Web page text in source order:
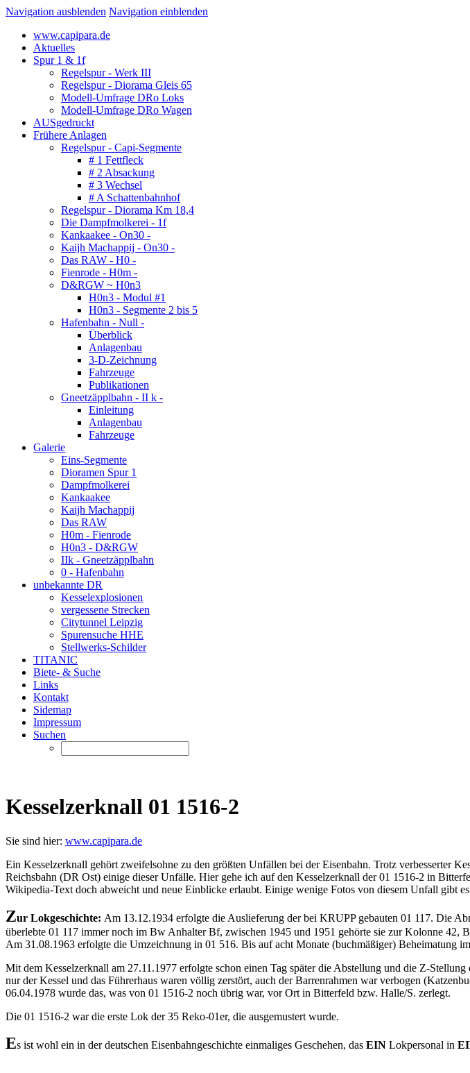
Navigation ausblenden Navigation einblenden
www.capipara.de
Aktuelles
Spur 1 & 1f
Regelspur - Werk III
Regelspur - Diorama Gleis 65
Modell-Umfrage DRo Loks
Modell-Umfrage DRo Wagen
AUSgedruckt
Frühere Anlagen
Regelspur - Capi-Segmente
# 1 Fettfleck
# 2 Absackung
# 3 Wechsel
# A Schattenbahnhof
Regelspur - Diorama Km 18,4
Die Dampfmolkerei - 1f
Kankaakee - On30 -
Kaijh Machappij - On30 -
Das RAW - H0 -
Fienrode - H0m -
D&RGW ~ H0n3
H0n3 - Modul #1
H0n3 - Segmente 2 bis 5
Hafenbahn - Null -
Überblick
Anlagenbau
3-D-Zeichnung
Fahrzeuge
Publikationen
Gneetzäpplbahn - II k -
Einleitung
Anlagenbau
Fahrzeuge
Galerie
Eins-Segmente
Dioramen Spur 1
Dampfmolkerei
Kankaakee
Kaijh Machappij
Das RAW
H0m - Fienrode
H0n3 - D&RGW
IIk - Gneetzäpplbahn
0 - Hafenbahn
unbekannte DR
Kesselexplosionen
vergessene Strecken
Citytunnel Leipzig
Spurensuche HHE
Stellwerks-Schilder
TITANIC
Biete- & Suche
Links
Kontakt
Sidemap
Impressum
Suchen
Kesselzerknall 01 1516-2
Sie sind hier: www.capipara.de
Ein Kesselzerknall gehört zweifelsohne zu den größten Unfällen bei der Eisenbahn. Trotz verbesserter
Reichsbahn (DR Ost) einige dieser Unfälle. Hier gehe ich auf den Kesselzerknall der 01 1516-2 in
Wikipedia-Text doch abweicht und neue Einblicke erlaubt. Einige wenige Fotos von diesem Unfall gibt
Zur Lokgeschichte: Am 13.12.1934 erfolgte die Auslieferung der bei KRUPP gebauten 01 117. Die
überlebte 01 117 immer noch im Bw Anhalter Bf, zwischen 1945 und 1951 gehörte sie zur Kolonne
Am 31.08.1963 erfolgte die Umzeichnung in 01 516. Bis auf acht Monate (buchmäßiger) Beheimatung
Mit dem Kesselzerknall am 27.11.1977 erfolgte schon einen Tag später die Abstellung und die Z-
nur der Kessel und das Führerhaus waren völlig zerstört, auch der Barrenrahmen war verbogen
06.04.1978 wurde das, was von 01 1516-2 noch übrig war, vor Ort in Bitterfeld bzw. Halle/S. zerlegt.
Die 01 1516-2 war die erste Lok der 35 Reko-01er, die ausgemustert wurde.
Es ist wohl ein in der deutschen Eisenbahngeschichte einmaliges Geschehen, das EIN Lokpersonal in